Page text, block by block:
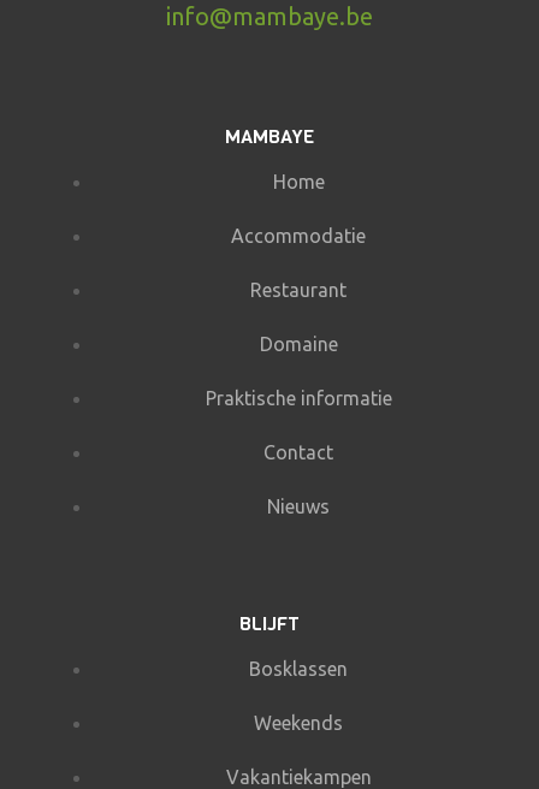
info@mambaye.be
MAMBAYE
Home
Accommodatie
Restaurant
Domaine
Praktische informatie
Contact
Nieuws
BLIJFT
Bosklassen
Weekends
Vakantiekampen